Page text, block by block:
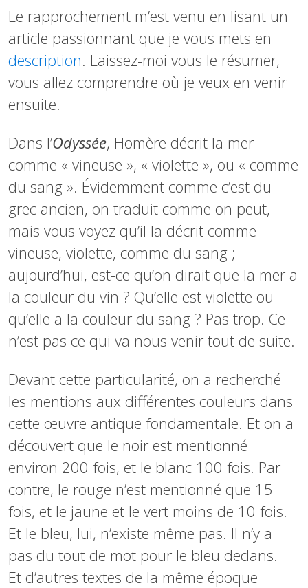
Le rapprochement m’est venu en lisant un
article passionnant que je vous mets en
description. Laissez-moi vous le résumer,
vous allez comprendre où je veux en venir
ensuite.
Dans l’Odyssée, Homère décrit la mer
comme « vineuse », « violette », ou « comme
du sang ». Évidemment comme c’est du
grec ancien, on traduit comme on peut,
mais vous voyez qu’il la décrit comme
vineuse, violette, comme du sang ;
aujourd’hui, est-ce qu’on dirait que la mer a
la couleur du vin ? Qu’elle est violette ou
qu’elle a la couleur du sang ? Pas trop. Ce
n’est pas ce qui va nous venir tout de suite.
Devant cette particularité, on a recherché
les mentions aux différentes couleurs dans
cette œuvre antique fondamentale. Et on a
découvert que le noir est mentionné
environ 200 fois, et le blanc 100 fois. Par
contre, le rouge n’est mentionné que 15
fois, et le jaune et le vert moins de 10 fois.
Et le bleu, lui, n’existe même pas. Il n’y a
pas du tout de mot pour le bleu dedans.
Et d’autres textes de la même époque